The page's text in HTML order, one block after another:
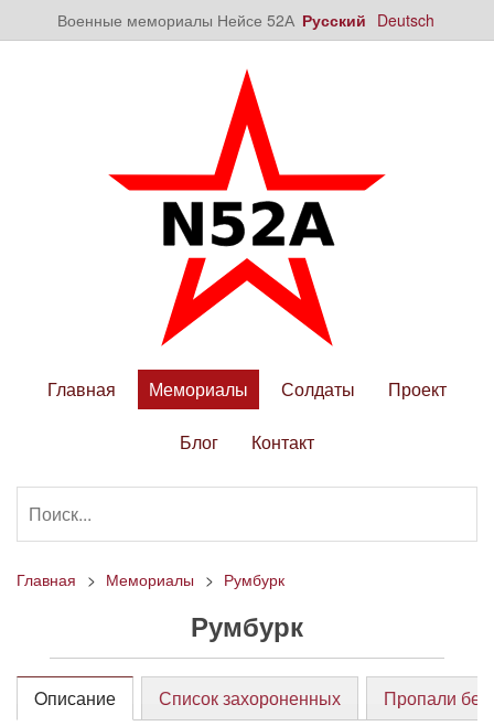
Военные мемориалы Нейсе 52А Русский Deutsch
Главная Мемориалы Солдаты Проект
Блог Контакт
Главная Мемориалы Румбурк
Румбурк
Oписание Список захороненных Пропали без